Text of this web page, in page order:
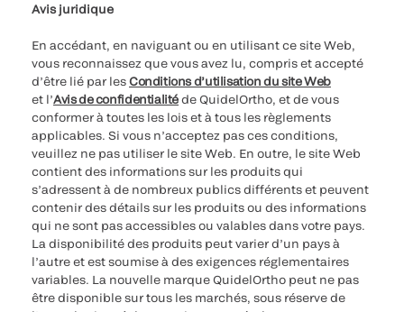
Avis juridique
En accédant, en naviguant ou en utilisant ce site Web,
vous reconnaissez que vous avez lu, compris et accepté
d’être lié par lesConditions d’utilisation du site Web
et l’Avis de confidentialitéde QuidelOrtho, et de vous
conformer à toutes les lois et à tous les règlements
applicables. Si vous n’acceptez pas ces conditions,
veuillez ne pas utiliser le site Web. En outre, le site Web
contient des informations sur les produits qui
s’adressent à de nombreux publics différents et peuvent
contenir des détails sur les produits ou des informations
qui ne sont pas accessibles ou valables dans votre pays.
La disponibilité des produits peut varier d’un pays à
l’autre et est soumise à des exigences réglementaires
variables. La nouvelle marque QuidelOrtho peut ne pas
être disponible sur tous les marchés, sous réserve de